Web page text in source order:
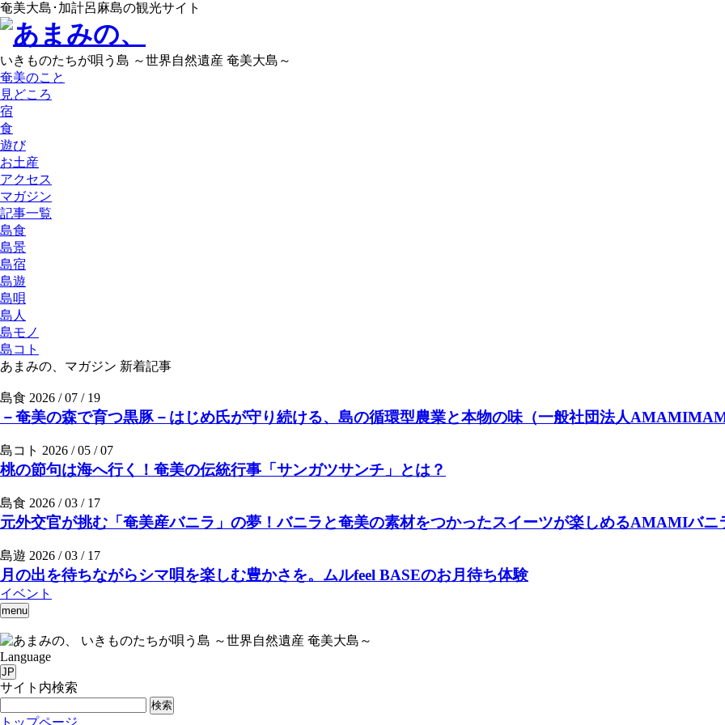
奄美大島･加計呂麻島の観光サイト
いきものたちが唄う島 ～世界自然遺産 奄美大島～
奄美のこと
見どころ
宿
食
遊び
お土産
アクセス
マガジン
記事一覧
島食
島景
島宿
島遊
島唄
島人
島モノ
島コト
あまみの、マガジン 新着記事
島食 2026 / 07 / 19
－奄美の森で育つ黒豚－はじめ氏が守り続ける、島の循環型農業と本物の味（一般社団法人
島コト 2026 / 05 / 07
桃の節句は海へ行く！奄美の伝統行事「サンガツサンチ」とは？
島食 2026 / 03 / 17
元外交官が挑む「奄美産バニラ」の夢！バニラと奄美の素材をつかったスイーツが楽しめるAMAMIバニ
島遊 2026 / 03 / 17
月の出を待ちながらシマ唄を楽しむ豊かさを。ムルfeel BASEのお月待ち体験
イベント
menu
いきものたちが唄う島 ～世界自然遺産 奄美大島～
Language
JP
サイト内検索
検索
トップページ